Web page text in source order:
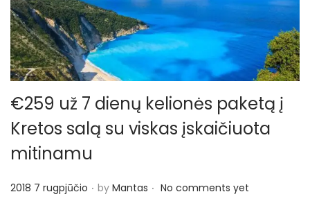
n
a
v
i
a
t
c
o
n
t
n
t
€259 už 7 dienų kelionės paketą į
Kretos salą su viskas įskaičiuota
mitinamu
P
2018 7 rugpjūčio . by Mantas . No comments yet